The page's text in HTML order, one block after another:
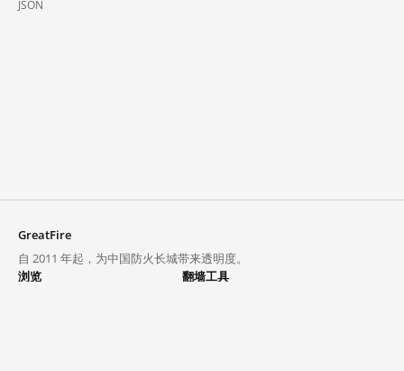
JSON
GreatFire
自 2011 年起，为中国防火长城带来透明度。
浏览
翻墙工具